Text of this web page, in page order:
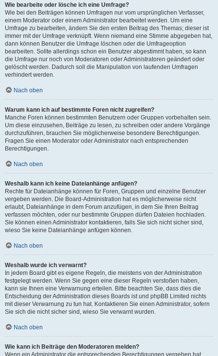
Wie bearbeite oder lösche ich eine Umfrage?
Wie bei den Beiträgen können Umfragen nur vom ursprünglichen Verfasser,
einem Moderator oder einem Administrator bearbeitet werden. Um eine
Umfrage zu bearbeiten, ändern Sie den ersten Beitrag des Themas; dieser ist
immer mit der Umfrage verknüpft. Wenn niemand eine Stimme abgegeben hat,
dann können Benutzer die Umfrage löschen oder die Umfrageoption
bearbeiten. Sollte allerdings schon ein Benutzer abgestimmt haben, so kann
die Umfrage nur noch von Moderatoren oder Administratoren geändert oder
gelöscht werden. Dadurch soll die Manipulation von laufenden Umfragen
verhindert werden.
Nach oben
Warum kann ich auf bestimmte Foren nicht zugreifen?
Manche Foren können bestimmten Benutzern oder Gruppen vorbehalten sein.
Um diese einzusehen, Beiträge zu lesen, zu schreiben oder andere Vorgänge
durchzuführen, brauchen Sie möglicherweise besondere Berechtigungen.
Fragen Sie einen Moderator oder Administrator nach entsprechenden
Berechtigungen.
Nach oben
Weshalb kann ich keine Dateianhänge anfügen?
Rechte für Dateianhänge können für Foren, Gruppen und einzelne Benutzer
vergeben werden. Die Board-Administration hat es möglicherweise nicht
erlaubt, Dateianhänge in dem Forum anzufügen, in dem Sie Ihren Beitrag
verfassen möchten, oder nur bestimmte Gruppen dürfen Dateien hochladen.
Sie können einen Administrator kontaktieren, falls Sie sich nicht sicher sind,
wieso Sie keine Dateianhänge anfügen können.
Nach oben
Weshalb wurde ich verwarnt?
In jedem Board gibt es eigene Regeln, die meistens von der Administration
festgelegt werden. Wenn Sie gegen eine dieser Regeln verstoßen haben,
kann sie Ihnen eine Verwarnung erteilen. Bitte beachten Sie, dass dies die
Entscheidung der Administration dieses Boards ist und phpBB Limited nichts
mit dieser Verwarnung zu tun hat. Kontaktieren Sie einen Administrator, sofern
Sie sich die nicht sicher sind, wieso Sie verwarnt wurden.
Nach oben
Wie kann ich Beiträge den Moderatoren melden?
Wenn ein Administrator die entsprechenden Berechtigungen vergeben hat,